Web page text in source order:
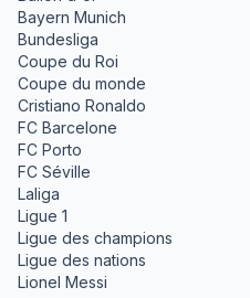
Bayern Munich
Bundesliga
Coupe du Roi
Coupe du monde
Cristiano Ronaldo
FC Barcelone
FC Porto
FC Séville
Laliga
Ligue 1
Ligue des champions
Ligue des nations
Lionel Messi